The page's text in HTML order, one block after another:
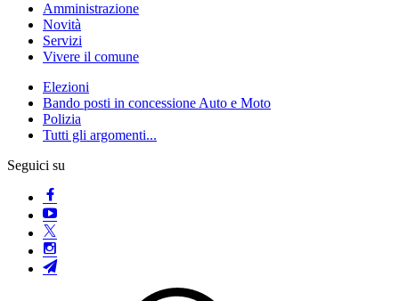
Amministrazione
Novità
Servizi
Vivere il comune
Elezioni
Bando posti in concessione Auto e Moto
Polizia
Tutti gli argomenti...
Seguici su